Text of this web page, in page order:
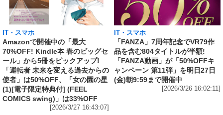
IT・スマホ
Amazonで開催中の「最大
70%OFF! Kindle本 春のビッグセ
ール」から5冊をピックアップ!
「運転者 未来を変える過去からの
使者」は50%OFF、「女の園の星
(1)[電子限定特典付] (FEEL
COMICS swing)」は33%OFF
[2026/3/27 16:43:07]
IT・スマホ
「FANZA」7周年記念でVR79作
品を含む804タイトルが半額!
「FANZA動画」が「50%OFFキ
ャンペーン 第11弾」を明日27日
(金)朝9:59まで開催中
[2026/3/26 16:02:11]